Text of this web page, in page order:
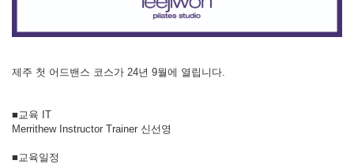
제주 첫 어드밴스 코스가 24년 9월에 열립니다.
■교육 IT
Merrithew Instructor Trainer 신선영
■교육일정